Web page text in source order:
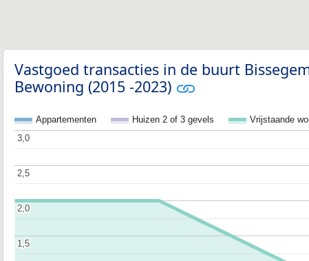
Vastgoed transacties in de buurt
Bewoning (2015 -2023)
Appartementen Huizen 2 of 3 gevels Vrijstaande
1,5
1,5
2,0
2,0
2,5
2,5
3,0
3,0